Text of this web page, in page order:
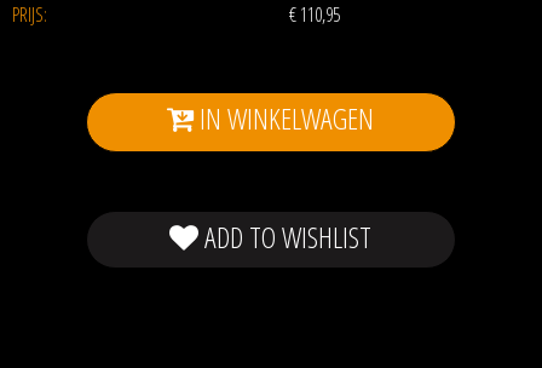
PRIJS:
€110,95
IN WINKELWAGEN
ADD TO WISHLIST